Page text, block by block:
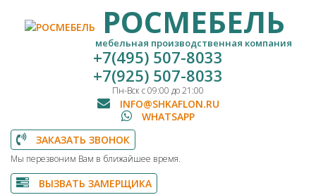
РОСМЕБЕЛЬ
мебельная производственная компания
+7(495) 507-8033
+7(925) 507-8033
Пн-Вск с 09:00 до 21:00
INFO@SHKAFLON.RU
WHATSAPP
ЗАКАЗАТЬ ЗВОНОК
Мы перезвоним Вам в ближайшее время.
ВЫЗВАТЬ ЗАМЕРЩИКА